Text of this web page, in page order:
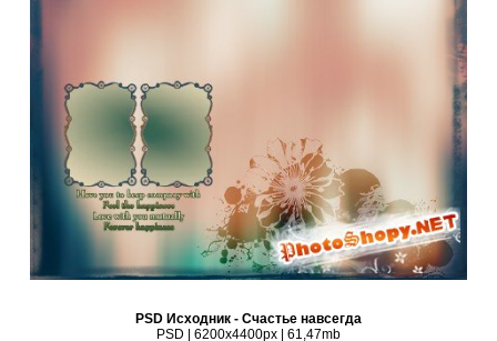
PSD Исходник - Счастье навсегда
PSD | 6200x4400px | 61,47mb